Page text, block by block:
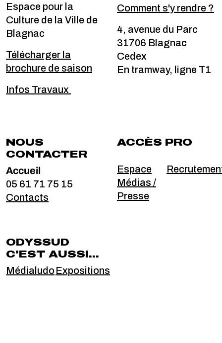
Espace pour la
Culture de la Ville de
Blagnac
Télécharger la
brochure de saison
Infos Travaux
Comment s'y rendre ?
4, avenue du Parc
31706 Blagnac
Cedex
En tramway, ligne T1
NOUS
CONTACTER
Accueil
05 61 71 75 15
Contacts
ACCÈS PRO
Espace
Médias /
Presse
ODYSSUD
C'EST AUSSI...
MédialudoExpositions